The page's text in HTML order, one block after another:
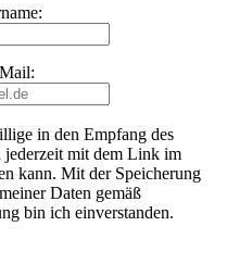
in den Empfang des
jederzeit mit dem Link im
kann. Mit der Speicherung
Daten gemäß
bin ich einverstanden.